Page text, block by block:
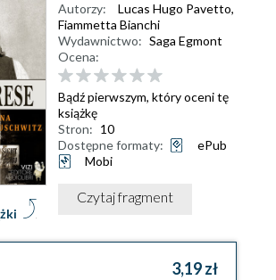
Autorzy: Lucas Hugo Pavetto,
Fiammetta Bianchi
Wydawnictwo: Saga Egmont
Ocena:
Bądź pierwszym, który oceni tę
książkę
Stron: 10
Dostępne formaty:
ePub
Mobi
Czytaj fragment
3,19 zł